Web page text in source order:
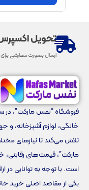
تحویل
ارسال بصورت سفارشی
خانگی، لوازم آشپزخانه، و
تلاش می‌کند تا نیازهای
مارکت”، قیمت‌های
است. با توجه به توانایی
یکی از مقاصد اصلی خرید